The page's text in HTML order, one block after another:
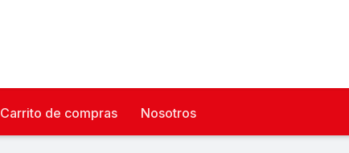
Carrito de compras Nosotros